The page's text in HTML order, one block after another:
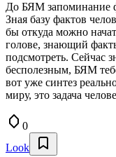
До БЯМ запоминание
Зная базу фактов
бы откуда можно
голове, знающий
подсмотреть. Сейчас
бесполезным, БЯМ
вот уже синтез
миру, это задача
0
Look